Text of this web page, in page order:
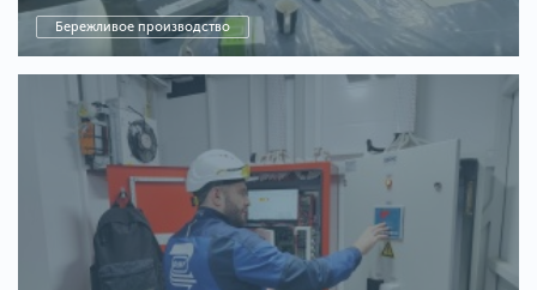
Бережливое производство